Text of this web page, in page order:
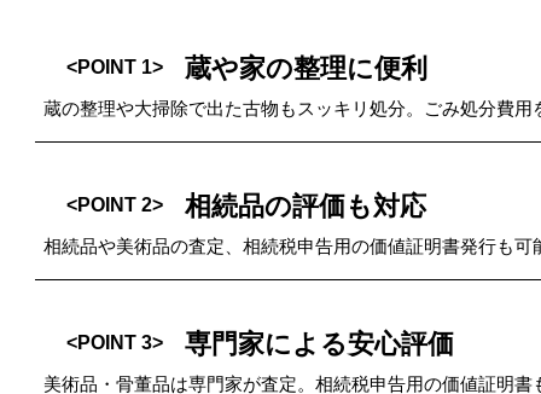
<POINT 1> 蔵や家の整理に便利
蔵の整理や大掃除で出た古物もスッキリ処分。ごみ処分費
<POINT 2> 相続品の評価も対応
相続品や美術品の査定、相続税申告用の価値証明書発行も
<POINT 3> 専門家による安心評価
美術品・骨董品は専門家が査定。相続税申告用の価値証明